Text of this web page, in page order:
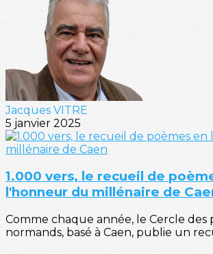
Jacques VITRE
5 janvier 2025
1.000 vers, le recueil de
l'honneur du millénaire de
Comme chaque année, le Cercle des
normands, basé à Caen, publie un